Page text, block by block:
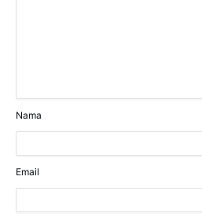
Nama
Email